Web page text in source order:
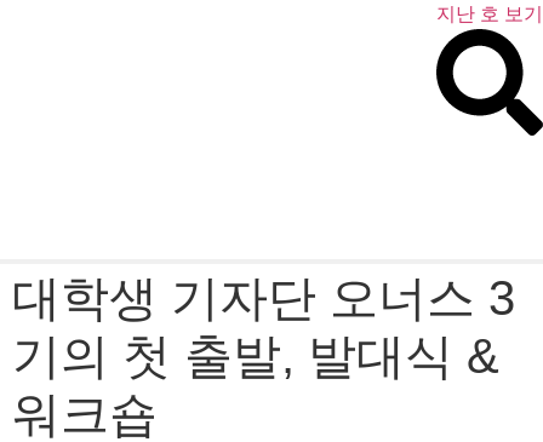
지난 호 보기
대학생 기자단 오너스 3
기의 첫 출발, 발대식 &
워크숍